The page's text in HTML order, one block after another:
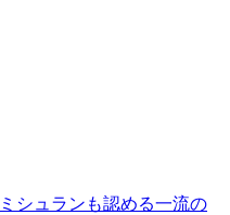
シュランも認める一流の